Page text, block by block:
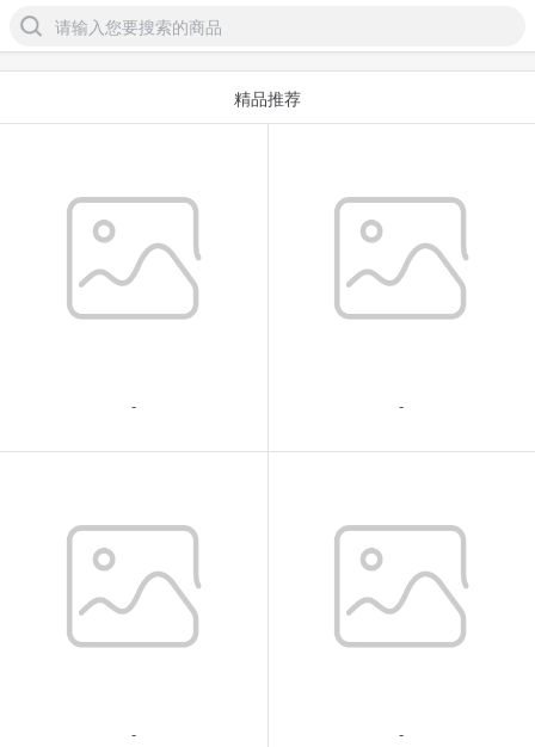
请输入您要搜索的商品
精品推荐
- -
- -